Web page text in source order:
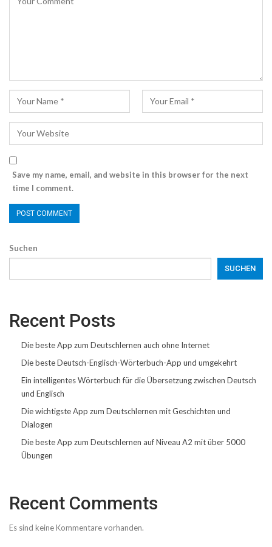
Save my name, email, and website in this browser for the next
time I comment.
Suchen
SUCHEN
Recent Posts
Die beste App zum Deutschlernen auch ohne Internet
Die beste Deutsch-Englisch-Wörterbuch-App und umgekehrt
Ein intelligentes Wörterbuch für die Übersetzung zwischen Deutsch
und Englisch
Die wichtigste App zum Deutschlernen mit Geschichten und
Dialogen
Die beste App zum Deutschlernen auf Niveau A2 mit über 5000
Übungen
Recent Comments
Es sind keine Kommentare vorhanden.